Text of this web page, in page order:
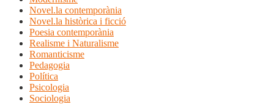
Novel.la contemporània
Novel.la històrica i ficció
Poesia contemporània
Realisme i Naturalisme
Romanticisme
Pedagogia
Política
Psicologia
Sociologia